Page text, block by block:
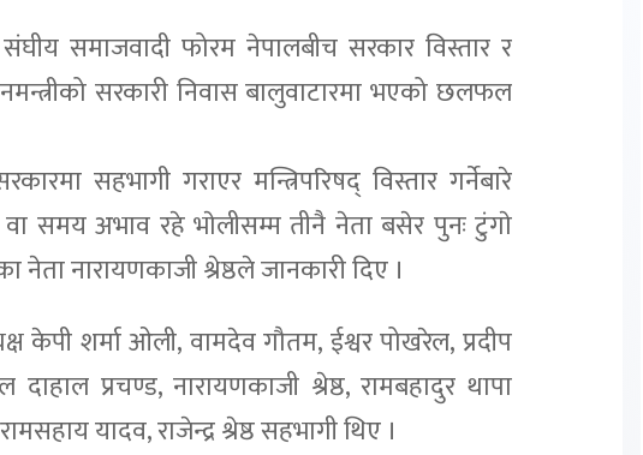
समाजवादी फोरम नेपालबीच सरकार विस्तार र
सरकारी निवास बालुवाटारमा भएको छलफल
सहभागी गराएर मन्त्रिपरिषद् विस्तार गर्नेबारे
अभाव रहे भाेलीसम्म तीनै नेता बसेर पुनः टुंगाे
नारायणकाजी श्रेष्ठले जानकारी दिए ।
केपी शर्मा ओली, वामदेव गौतम, ईश्वर पोखरेल, प्रदीप
प्रचण्ड, नारायणकाजी श्रेष्ठ, रामबहादुर थापा
यादव, राजेन्द्र श्रेष्ठ सहभागी थिए ।